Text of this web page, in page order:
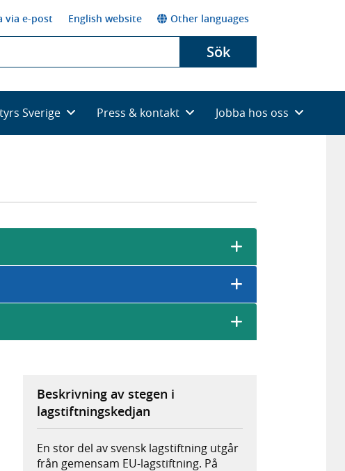
via e-post English website Other languages
Sök
Sverige Press & kontakt Jobba hos oss
Beskrivning av stegen i
lagstiftningskedjan
En stor del av svensk lagstiftning utgår
från gemensam EU-lagstiftning. På